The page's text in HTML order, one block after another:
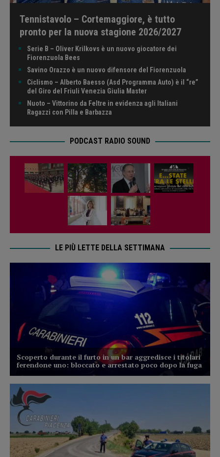
Tennistavolo – Cortemaggiore, è tutto
pronto per la nuova stagione 2026/2027
Serie B – Oliver Krilkovs è un nuovo giocatore dei
Fiorenzuola Bees
Savino Orazzo è un nuovo difensore del Fiorenzuola
Ciclismo – Alberto Baesso (Asd Programma Auto) è il “re”
del Giro del Friuli Venezia Giulia Master
Nuoto – Vittorino da Feltre in evidenza agli Italiani
Ragazzi con Pilla e Barbazza
PODCAST RADIO SOUND
LE PIÙ LETTE DELLA SETTIMANA